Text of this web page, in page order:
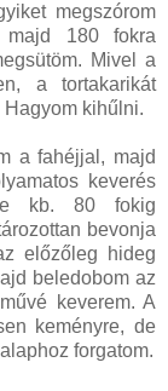
megszórom
majd 180 fokra
Mivel a
a tortakarikát
kihűlni.
a fahéjjal, majd
keverés
kb. 80 fokig
bevonja
előzőleg hideg
beledobom az
keverem. A
keményre, de
forgatom.